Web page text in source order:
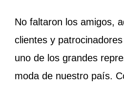
No faltaron los amigos,
clientes y
uno de los grandes
moda de nuestro país.